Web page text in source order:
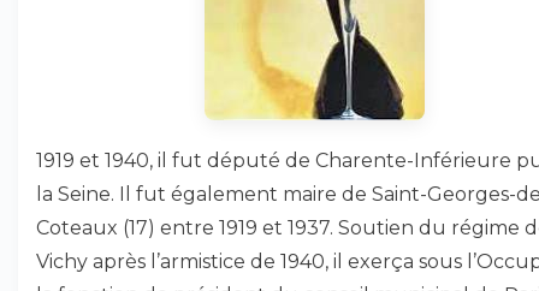
1919 et 1940, il fut député de Charente-Inférieure
la Seine. Il fut également maire de Saint-Georges-
Coteaux (17) entre 1919 et 1937. Soutien du régime
Vichy après l’armistice de 1940, il exerça sous